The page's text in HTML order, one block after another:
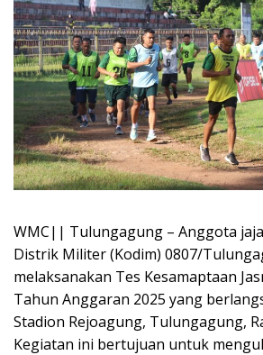
WMC|| Tulungagung – Anggota
Distrik Militer (Kodim) 0807/
melaksanakan Tes Kesamaptaan
Tahun Anggaran 2025 yang
Stadion Rejoagung, Tulungagung,
Kegiatan ini bertujuan untuk